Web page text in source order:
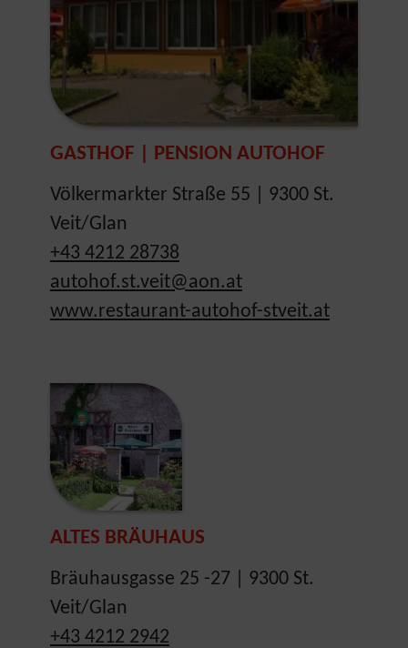
GASTHOF | PENSION AUTOHOF
Völkermarkter Straße 55 | 9300 St.
Veit/Glan
+43 4212 28738
autohof.st.veit@aon.at
www.restaurant-autohof-stveit.at
Show larger version
ALTES BRÄUHAUS
Bräuhausgasse 25 -27 | 9300 St.
Veit/Glan
+43 4212 2942